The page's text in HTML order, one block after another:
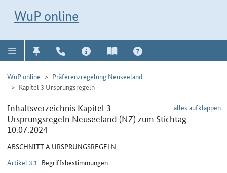
WuP online
WuP online
Präferenzregelung Neuseeland
Kapitel 3 Ursprungsregeln
alles aufklappen
Inhaltsverzeichnis Kapitel 3
Ursprungsregeln Neuseeland (NZ) zum Stichtag
10.07.2024
ABSCHNITT A URSPRUNGSREGELN
Artikel 3.1 Begriffsbestimmungen